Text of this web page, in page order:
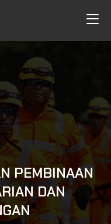
PEMBINAAN
DAN